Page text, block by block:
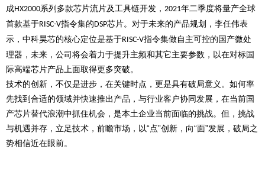
成HX2000系列多款芯片流片及工具链开发， 2021年二季度将量产全球
首款基于RISC-V指令集的DSP芯片。对于未来的产品规划，李任伟表
示，中科昊芯的核心定位是基于RISC-V指令集做自主可控的国产微处
理器，未来，公司将会着力于提升主频和其它主要参数，以在对标国
际高端芯片产品上面取得更多突破。
技术的创新，不仅是进步，在关键时点，更是具有破局意义。如何率
先找到合适的领域并快速推出产品，与行业客户协同发展，在当前国
产芯片替代浪潮中抓住机会，是本土企业当前面临的挑战。但，挑战
与机遇并存，立足技术，前瞻市场，以“点”创新，向“面”发展，破局之
势相信近在眼前。